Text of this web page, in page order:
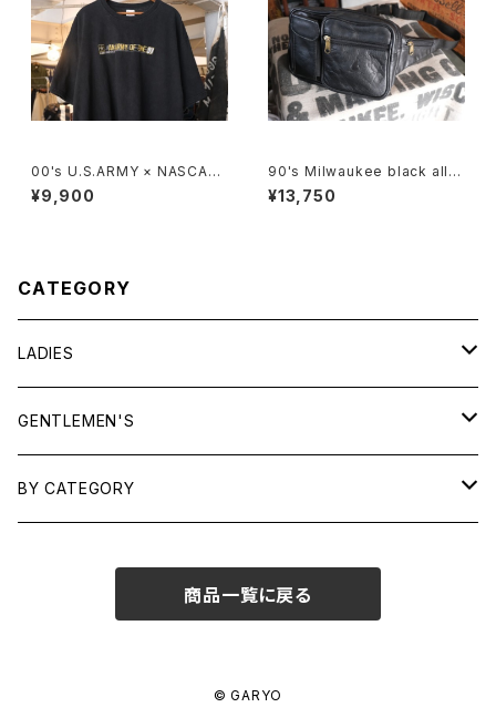
00's U.S.ARMY × NASCAR
embroidered logo black c
otton Tee
¥9,900
90's Milwaukee black all-l
eather fanny Pack
¥13,750
CATEGORY
LADIES
TOPS
SHIRTS
OUTERWEAR
GENTLEMEN'S
TOPS
BY CATEGORY
商品一覧に戻る
© GARYO